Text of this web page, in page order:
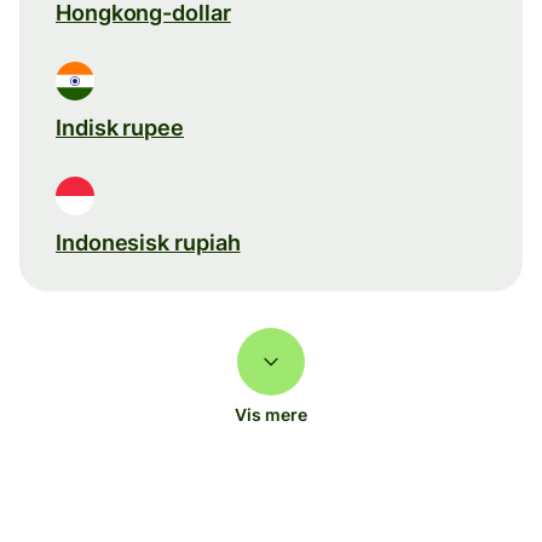
Hongkong-dollar
Indisk rupee
Indonesisk rupiah
Vis mere